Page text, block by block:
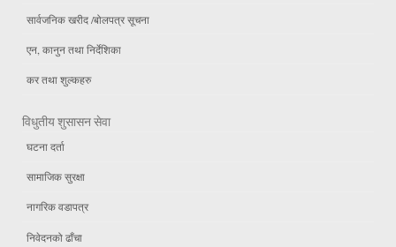
सार्वजनिक खरीद /बोलपत्र सूचना
एन, कानुन तथा निर्देशिका
कर तथा शुल्कहरु
विधुतीय शुसासन सेवा
घटना दर्ता
सामाजिक सुरक्षा
नागरिक वडापत्र
निवेदनको ढाँचा